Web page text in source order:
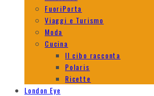
FuoriPorta
Viaggi e Turismo
Moda
Cucina
Il cibo racconta
Polaris
Ricette
London Eye